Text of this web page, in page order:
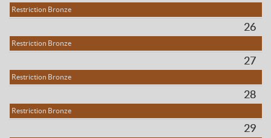
Restriction Bronze
Restriction Bronze
Restriction Bronze
Restriction Bronze
26
27
28
29